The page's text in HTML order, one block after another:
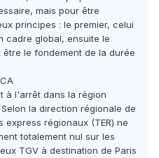
mais pour être
principes : le premier, celui
cadre global, ensuite le
le fondement de la durée
à l'arrêt dans la région
la direction régionale de
express régionaux (TER) ne
totalement nul sur les
TGV à destination de Paris